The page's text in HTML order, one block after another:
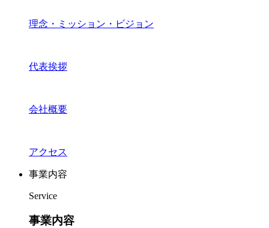
理念・ミッション・ビジョン
代表挨拶
会社概要
アクセス
事業内容
Service
事業内容